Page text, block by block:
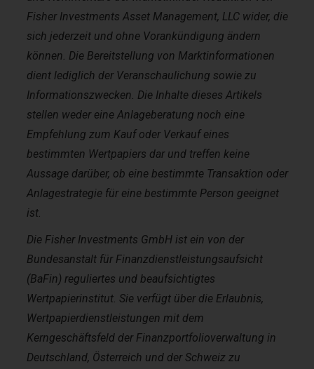
Fisher Investments Asset Management, LLC wider, die
sich jederzeit und ohne Vorankündigung ändern
können. Die Bereitstellung von Marktinformationen
dient lediglich der Veranschaulichung sowie zu
Informationszwecken. Die Inhalte dieses Artikels
stellen weder eine Anlageberatung noch eine
Empfehlung zum Kauf oder Verkauf eines
bestimmten Wertpapiers dar und treffen keine
Aussage darüber, ob eine bestimmte Transaktion oder
Anlagestrategie für eine bestimmte Person geeignet
ist.
Die Fisher Investments GmbH ist ein von der
Bundesanstalt für Finanzdienstleistungsaufsicht
(BaFin) reguliertes und beaufsichtigtes
Wertpapierinstitut. Sie verfügt über die Erlaubnis,
Wertpapierdienstleistungen mit dem
Kerngeschäftsfeld der Finanzportfolioverwaltung in
Deutschland, Österreich und der Schweiz zu